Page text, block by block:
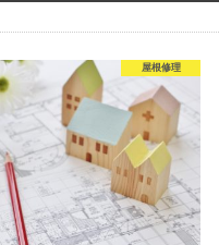
屋根修理